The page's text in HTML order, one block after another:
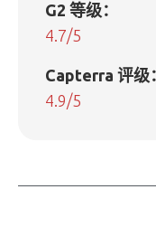
G2 等级：
4.7/5
Capterra 评级：
4.9/5